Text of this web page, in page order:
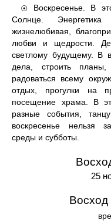
☉
Воскресенье. В
Солнце. Энергетика
жизнелюбивая,
любви и щедрости.
светлому будущему. В
дела, строить
радоваться всему
отдых, прогулки на
посещение храма. В
разные события,
воскресенье нельзя
среды и субботы.
25
Восход